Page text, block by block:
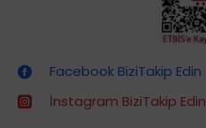
Facebook BiziTakip Edin
İnstagram BiziTakip Edin